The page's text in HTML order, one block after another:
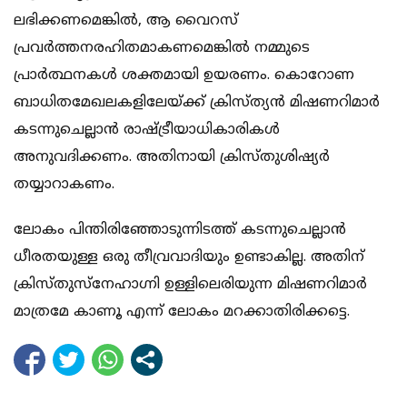
ലഭിക്കണമെങ്കില്‍, ആ വൈറസ്
പ്രവര്‍ത്തനരഹിതമാകണമെങ്കില്‍ നമ്മുടെ
പ്രാര്‍ത്ഥനകള്‍ ശക്തമായി ഉയരണം. കൊറോണ
ബാധിതമേഖലകളിലേയ്ക്ക് ക്രിസ്ത്യന്‍ മിഷണറിമാര്‍
കടന്നുചെല്ലാന്‍ രാഷ്ട്രീയാധികാരികള്‍
അനുവദിക്കണം. അതിനായി ക്രിസ്തുശിഷ്യര്‍
തയ്യാറാകണം.
ലോകം പിന്തിരിഞ്ഞോടുന്നിടത്ത് കടന്നുചെല്ലാന്‍
ധീരതയുള്ള ഒരു തീവ്രവാദിയും ഉണ്ടാകില്ല. അതിന്
ക്രിസ്തുസ്‌നേഹാഗ്നി ഉള്ളിലെരിയുന്ന മിഷണറിമാര്‍
മാത്രമേ കാണൂ എന്ന് ലോകം മറക്കാതിരിക്കട്ടെ.